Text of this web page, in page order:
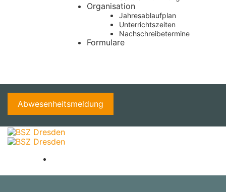
Organisation
Jahresablaufplan
Unterrichtszeiten
Nachschreibetermine
Formulare
Abwesenheitsmeldung